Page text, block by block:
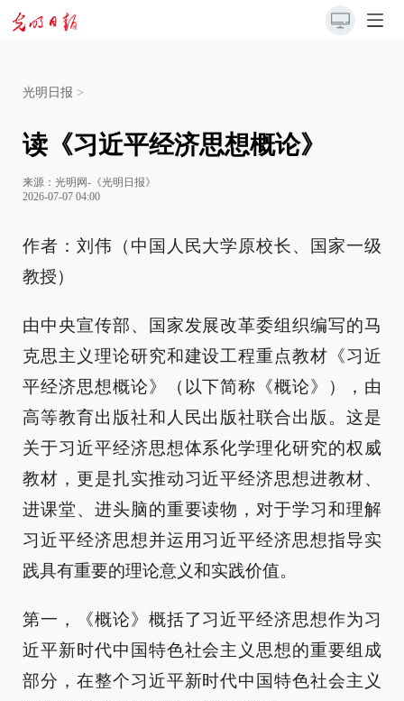
光明日报 >
读《习近平经济思想概论》
来源： 光明网-《光明日报》
2026-07-07 04:00
作者：刘伟（中国人民大学原校长、国家一级
教授）
由中央宣传部、国家发展改革委组织编写的马
克思主义理论研究和建设工程重点教材《习近
平经济思想概论》（以下简称《概论》），由
高等教育出版社和人民出版社联合出版。这是
关于习近平经济思想体系化学理化研究的权威
教材，更是扎实推动习近平经济思想进教材、
进课堂、进头脑的重要读物，对于学习和理解
习近平经济思想并运用习近平经济思想指导实
践具有重要的理论意义和实践价值。
第一，《概论》概括了习近平经济思想作为习
近平新时代中国特色社会主义思想的重要组成
部分，在整个习近平新时代中国特色社会主义